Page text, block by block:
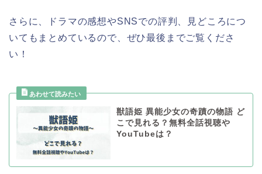
さらに、ドラマの感想やSNSでの評判、見どころにつ
いてもまとめているので、ぜひ最後までご覧くださ
い！
獣語姫 異能少女の奇蹟の物語 ど
こで見れる？無料全話視聴や
YouTubeは？